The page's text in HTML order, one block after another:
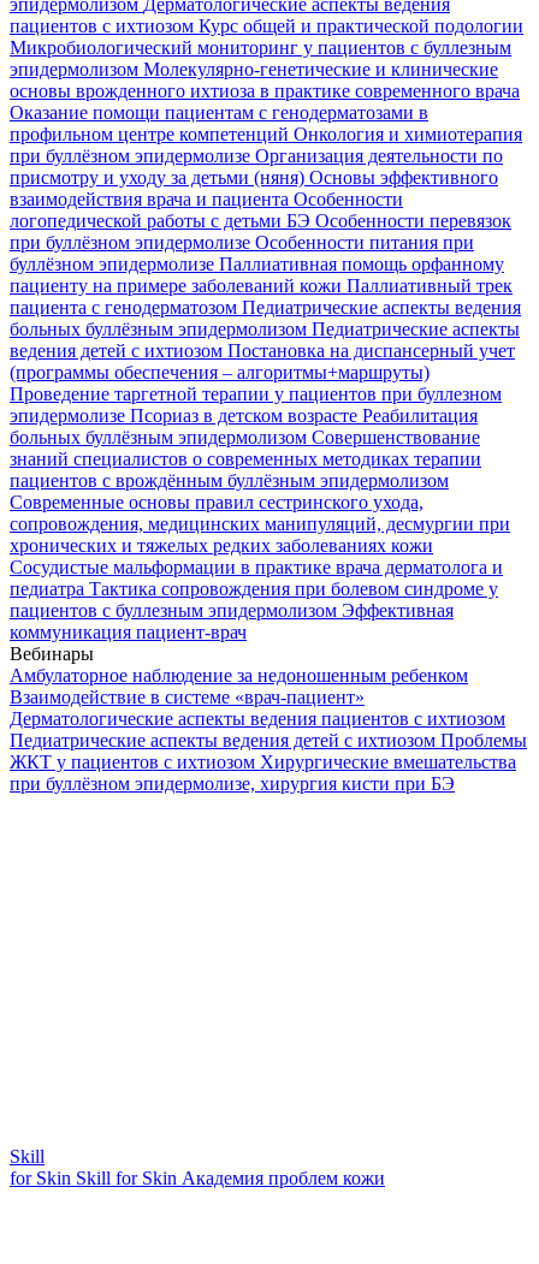
эпидермолизом Дерматологические аспекты ведения
пациентов с ихтиозом Курс общей и практической подологии
Микробиологический мониторинг у пациентов с буллезным
эпидермолизом Молекулярно-генетические и клинические
основы врожденного ихтиоза в практике современного врача
Оказание помощи пациентам с генодерматозами в
профильном центре компетенций Онкология и химиотерапия
при буллёзном эпидермолизе Организация деятельности по
присмотру и уходу за детьми (няня) Основы эффективного
взаимодействия врача и пациента Особенности
логопедической работы с детьми БЭ Особенности перевязок
при буллёзном эпидермолизе Особенности питания при
буллёзном эпидермолизе Паллиативная помощь орфанному
пациенту на примере заболеваний кожи Паллиативный трек
пациента с генодерматозом Педиатрические аспекты ведения
больных буллёзным эпидермолизом Педиатрические аспекты
ведения детей с ихтиозом Постановка на диспансерный учет
(программы обеспечения – алгоритмы+маршруты)
Проведение таргетной терапии у пациентов при буллезном
эпидермолизе Псориаз в детском возрасте Реабилитация
больных буллёзным эпидермолизом Совершенствование
знаний специалистов о современных методиках терапии
пациентов с врождённым буллёзным эпидермолизом
Современные основы правил сестринского ухода,
сопровождения, медицинских манипуляций, десмургии при
хронических и тяжелых редких заболеваниях кожи
Сосудистые мальформации в практике врача дерматолога и
педиатра Тактика сопровождения при болевом синдроме у
пациентов с буллезным эпидермолизом Эффективная
коммуникация пациент-врач
Вебинары
Амбулаторное наблюдение за недоношенным ребенком
Взаимодействие в системе «врач-пациент»
Дерматологические аспекты ведения пациентов с ихтиозом
Педиатрические аспекты ведения детей с ихтиозом Проблемы
ЖКТ у пациентов с ихтиозом Хирургические вмешательства
при буллёзном эпидермолизе, хирургия кисти при БЭ
Skill
for Skin Skill for Skin Академия проблем кожи